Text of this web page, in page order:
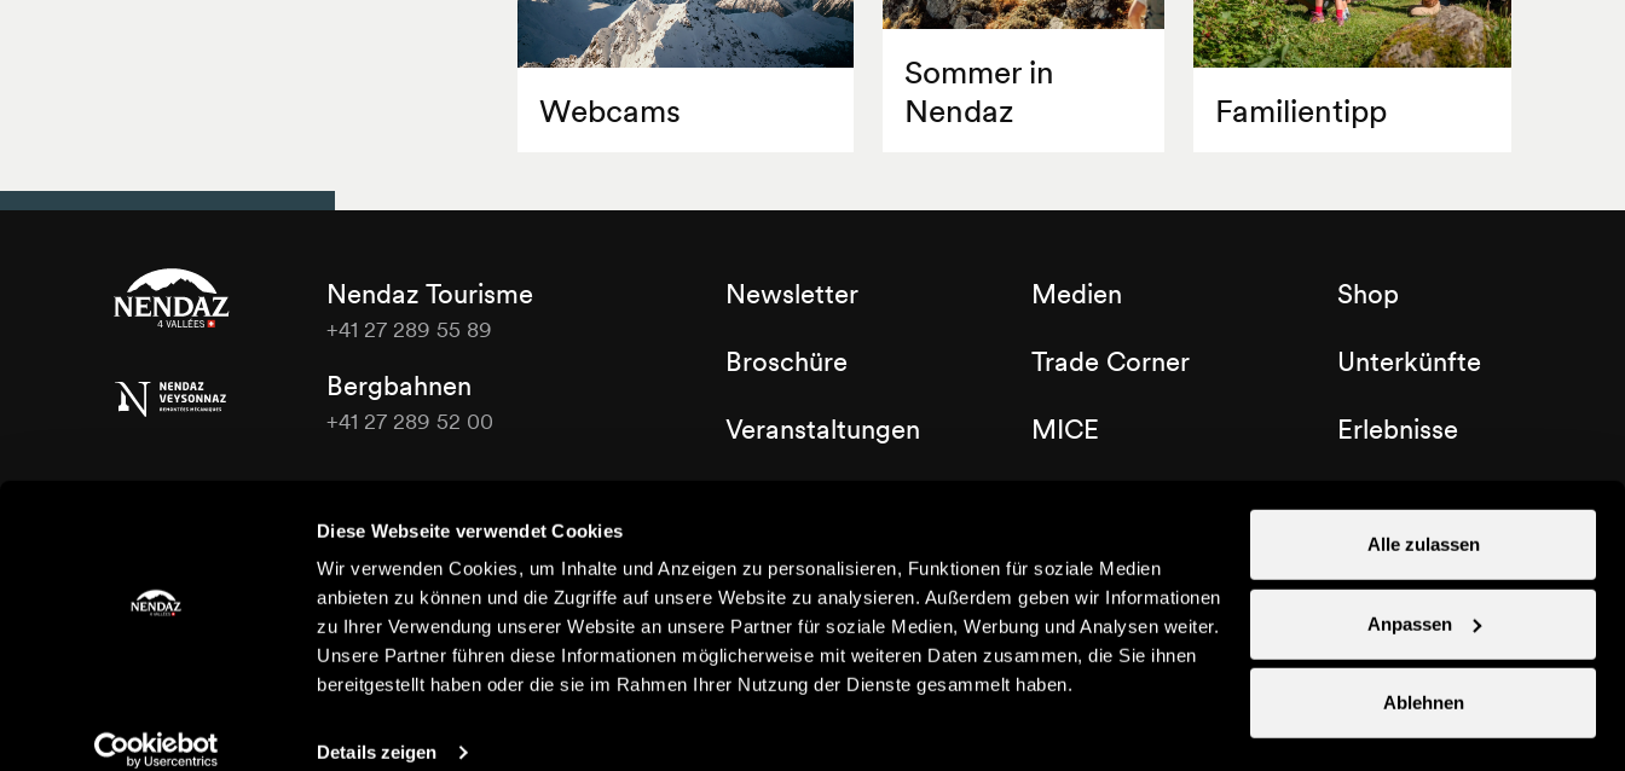
Diese Webseite verwendet Cookies
Wir verwenden Cookies, um Inhalte und Anzeigen zu personalisieren, Funktionen für soziale Medien
anbieten zu können und die Zugriffe auf unsere Website zu analysieren. Außerdem geben wir Informationen
zu Ihrer Verwendung unserer Website an unsere Partner für soziale Medien, Werbung und Analysen weiter.
Unsere Partner führen diese Informationen möglicherweise mit weiteren Daten zusammen, die Sie ihnen
bereitgestellt haben oder die sie im Rahmen Ihrer Nutzung der Dienste gesammelt haben.
Details zeigen
Alle zulassen
Anpassen
Ablehnen
Webcams
Sommer in
Nendaz
Familientipp
Tourisme
Nendaz Tourisme
+41 27 289 55 89
Bergbahnen
+41 27 289 52 00
Kontaktieren Sie uns
Newsletter
Broschüre
Veranstaltungen
Dorfplan
Medien
Trade Corner
MICE
Shop
Unterkünfte
Erlebnisse